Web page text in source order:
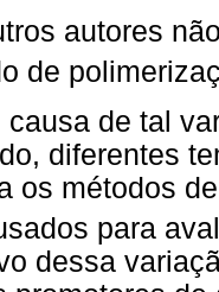
autores
de
de tal
diferentes
os métodos
para
dessa